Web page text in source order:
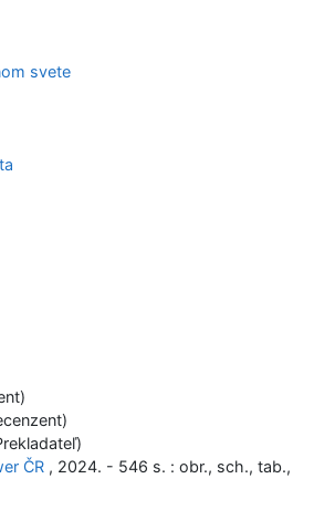
svete
ČR , 2024. - 546 s. : obr., sch., tab.,